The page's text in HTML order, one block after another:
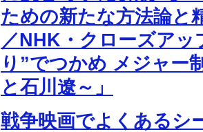
ための新たな方法論と
／NHK・クローズアッ
り”でつかめ メジャー
と石川遼～」
戦争映画でよくあるシ